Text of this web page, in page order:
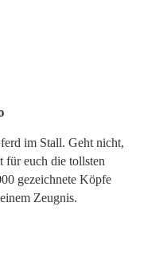
im Stall. Geht nicht,
für euch die tollsten
gezeichnete Köpfe
Zeugnis.